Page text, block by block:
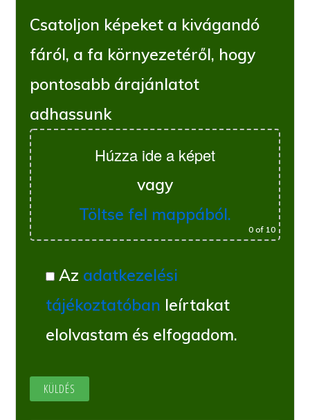
Csatoljon képeket a kivágandó
fáról, a fa környezetéről, hogy
pontosabb árajánlatot
adhassunk
Húzza ide a képet
vagy
Töltse fel mappából.
0of 10
Az adatkezelési
tájékoztatóban leírtakat
elolvastam és elfogadom.